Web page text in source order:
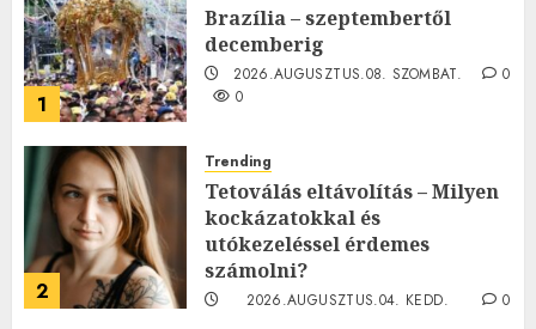
1
Brazília – szeptembertől
decemberig
2026.AUGUSZTUS.08. SZOMBAT.
0
0
2
Trending
Tetoválás eltávolítás – Milyen
kockázatokkal és
utókezeléssel érdemes
számolni?
2026.AUGUSZTUS.04. KEDD.
0